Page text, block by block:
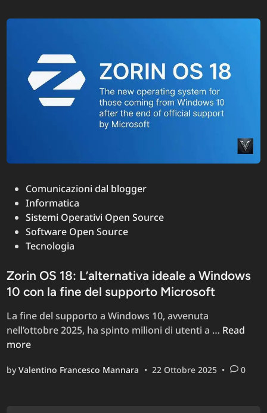
contenuti
online
PostedComunicazioni dal blogger
Informatica
Sistemi Operativi Open Source
Software Open Source
Tecnologia
Zorin OS 18: L’alternativa ideale a Windows
10 con la fine del supporto Microsoft
La fine del supporto a Windows 10, avvenuta
nell’ottobre 2025, ha spinto milioni di utenti a … Zorin
Read
more
byValentino Francesco Mannara • 22 Ottobre 2025 • 0